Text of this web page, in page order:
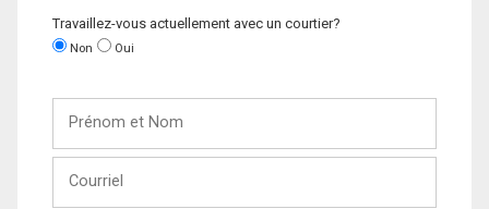
Travaillez-vous actuellement avec un courtier?
Non Oui
Nom